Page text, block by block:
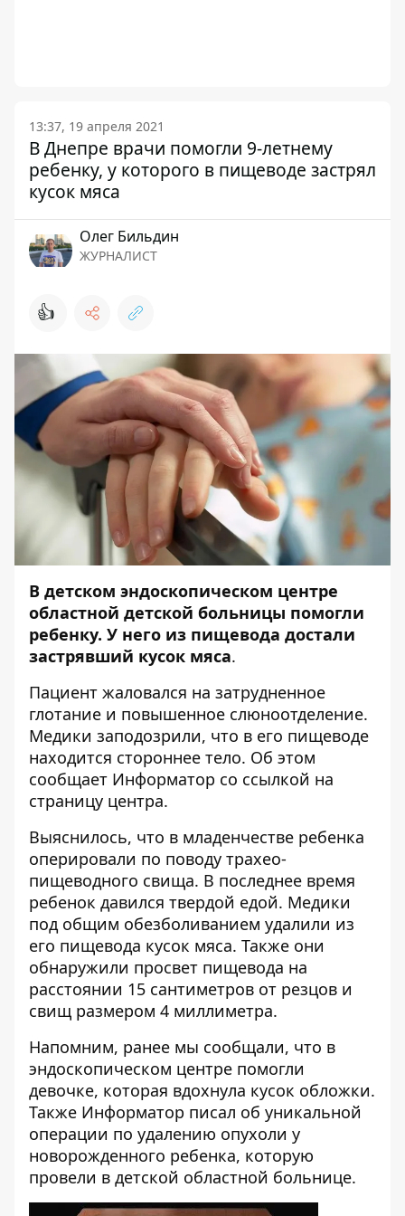
13:37, 19 апреля 2021
В Днепре врачи помогли 9-летнему
ребенку, у которого в пищеводе застрял
кусок мяса
Олег Бильдин
ЖУРНАЛИСТ
👍
В детском эндоскопическом центре
областной детской больницы помогли
ребенку. У него из пищевода достали
застрявший кусок мяса.
Пациент жаловался на затрудненное
глотание и повышенное слюноотделение.
Медики заподозрили, что в его пищеводе
находится стороннее тело. Об этом
сообщает Информатор со ссылкой на
страницу центра.
Выяснилось, что в младенчестве ребенка
оперировали по поводу трахео-
пищеводного свища. В последнее время
ребенок давился твердой едой. Медики
под общим обезболиванием удалили из
его пищевода кусок мяса. Также они
обнаружили просвет пищевода на
расстоянии 15 сантиметров от резцов и
свищ размером 4 миллиметра.
Напомним, ранее мы сообщали, что в
эндоскопическом центре помогли
девочке, которая вдохнула кусок обложки.
Также Информатор писал об уникальной
операции по удалению опухоли у
новорожденного ребенка, которую
провели в детской областной больнице.